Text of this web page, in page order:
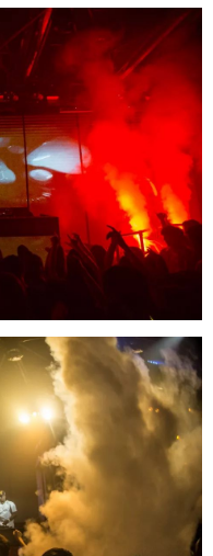
一直秉承着 国际
此次，我们决定为真
对 12.26 当天，ONE
专用区域 我们将会
名额的人将会收到
入到你的专属区域
酒吧的卡座消费情
酒吧卡座最低消费详